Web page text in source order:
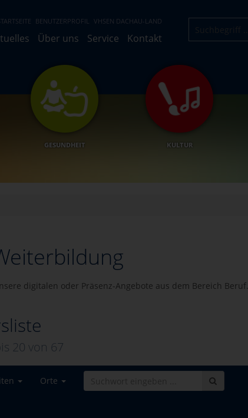
BENUTZERPROFIL VHSEN DACHAU-LAND
Über uns Service Kontakt
GESUNDHEIT KULTUR
digitalen oder Präsenz-Angebote aus dem Bereich Beruf.
20 von 67
Orte